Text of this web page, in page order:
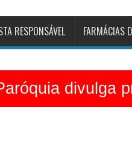
RESPONSÁVEL FARMÁCIAS
divulga